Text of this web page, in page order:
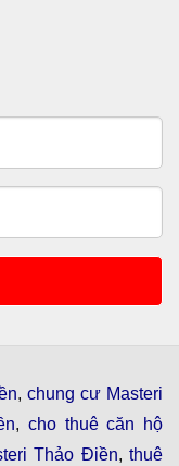
, chung cư Masteri
, cho thuê căn hộ
Thảo Điền,thuê